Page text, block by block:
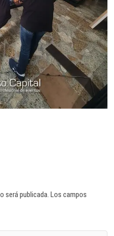
será publicada. Los campos